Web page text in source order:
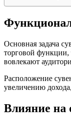
Основная задача
торговой функции,
вовлекают
Расположение
увеличению
Влияние на